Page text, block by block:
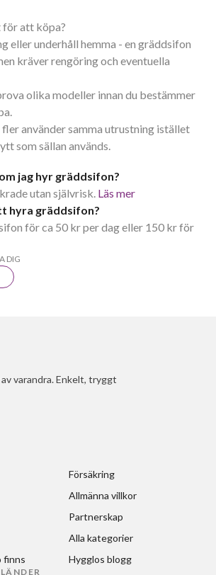
att köpa?
eller underhåll hemma - en gräddsifon
kräver rengöring och eventuella
olika modeller innan du bestämmer
använder samma utrustning istället
som sällan används.
jag hyr gräddsifon?
utan självrisk. Läs mer
hyra gräddsifon?
för ca 50 kr per dag eller 150 kr för
DIG
varandra. Enkelt, tryggt
Försäkring
Allmänna villkor
Partnerskap
Alla kategorier
finns
Hygglos blogg